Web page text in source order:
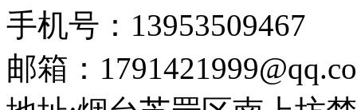
手机号：13953509467
邮箱：